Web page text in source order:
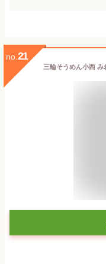
no. 21